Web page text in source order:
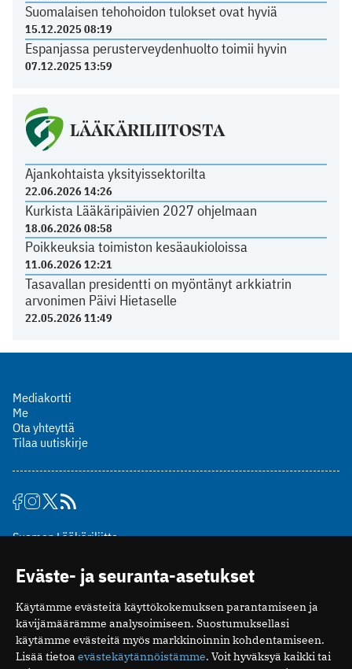
Suomalaisen tehohoidon tulokset ovat hyviä
15.12.2025 08:19
Espanjassa perusterveydenhuolto toimii hyvin
07.12.2025 13:59
LÄÄKÄRILIITOSTA
Ajankohtaista yksityissektorilta
22.06.2026 14:26
Kurkista Lääkäripäivien 2027 ohjelmaan
18.06.2026 08:58
Poikkeuksia toimiston kesäaukioloissa
11.06.2026 12:21
Tasavallan presidentti on myöntänyt arkkiatrin
arvonimen Päivi Hietaselle
22.05.2026 11:49
Mediakortti
Me
Ota yhteyttä
Tilaa uutiskirje
Suomen Lääkäriliitto
00510 Helsinki
puh. (09) 393 091
toimitus@potilaanlaakarilehti.fi
ISSN 2323-9476
Eväste- ja seuranta-asetukset
Käytämme evästeitä käyttökokemuksen parantamiseen ja
kävijämäärämme analysoimiseen. Suostumuksellasi
käytämme evästeitä myös markkinoinnin kohdentamiseen.
Lisää tietoa evästekäytännöistämme. Voit hyväksyä kaikki tai